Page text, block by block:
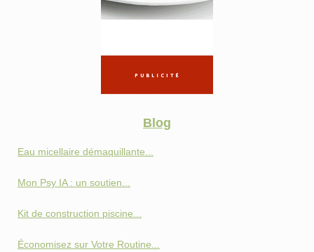
Blog
Eau micellaire démaquillante...
Mon Psy IA : un soutien...
Kit de construction piscine...
Économisez sur Votre Routine...